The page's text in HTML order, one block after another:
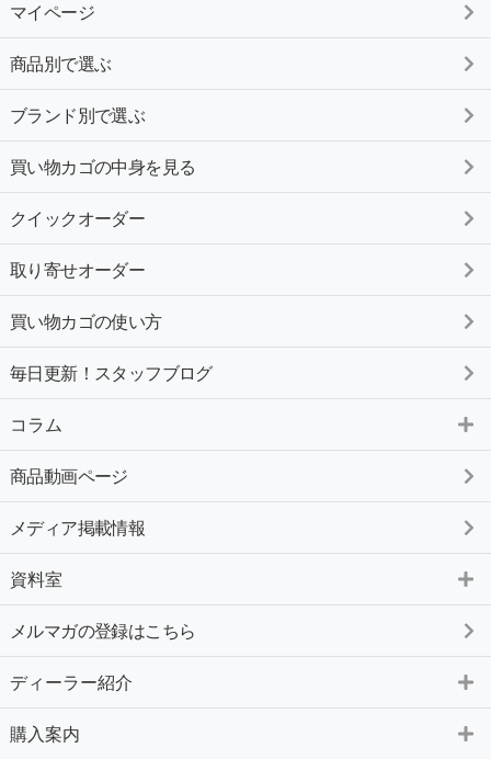
マイページ
商品別で選ぶ
ブランド別で選ぶ
買い物カゴの中身を見る
クイックオーダー
取り寄せオーダー
買い物カゴの使い方
毎日更新！スタッフブログ
コラム
商品動画ページ
メディア掲載情報
資料室
メルマガの登録はこちら
ディーラー紹介
購入案内